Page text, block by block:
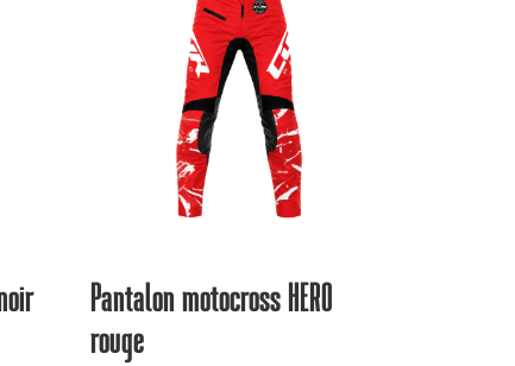
Pantalon motocross HERO
rouge